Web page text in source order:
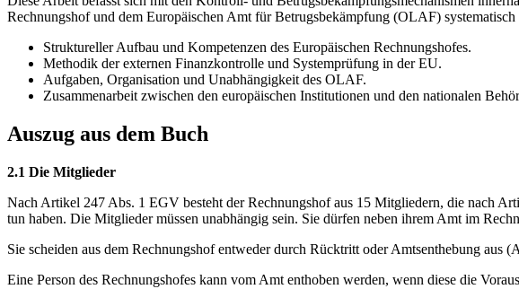
Rechnungshof und dem Europäischen Amt für Betrugsbekämpfung (OLAF) systematisch
Struktureller Aufbau und Kompetenzen des Europäischen Rechnungshofes.
Methodik der externen Finanzkontrolle und Systemprüfung in der EU.
Aufgaben, Organisation und Unabhängigkeit des OLAF.
Zusammenarbeit zwischen den europäischen Institutionen und den nationalen
Auszug aus dem Buch
2.1 Die Mitglieder
Nach Artikel 247 Abs. 1 EGV besteht der Rechnungshof aus 15 Mitgliedern, die nach
tun haben. Die Mitglieder müssen unabhängig sein. Sie dürfen neben ihrem Amt im
Sie scheiden aus dem Rechnungshof entweder durch Rücktritt oder Amtsenthebung
Eine Person des Rechnungshofes kann vom Amt enthoben werden, wenn diese die